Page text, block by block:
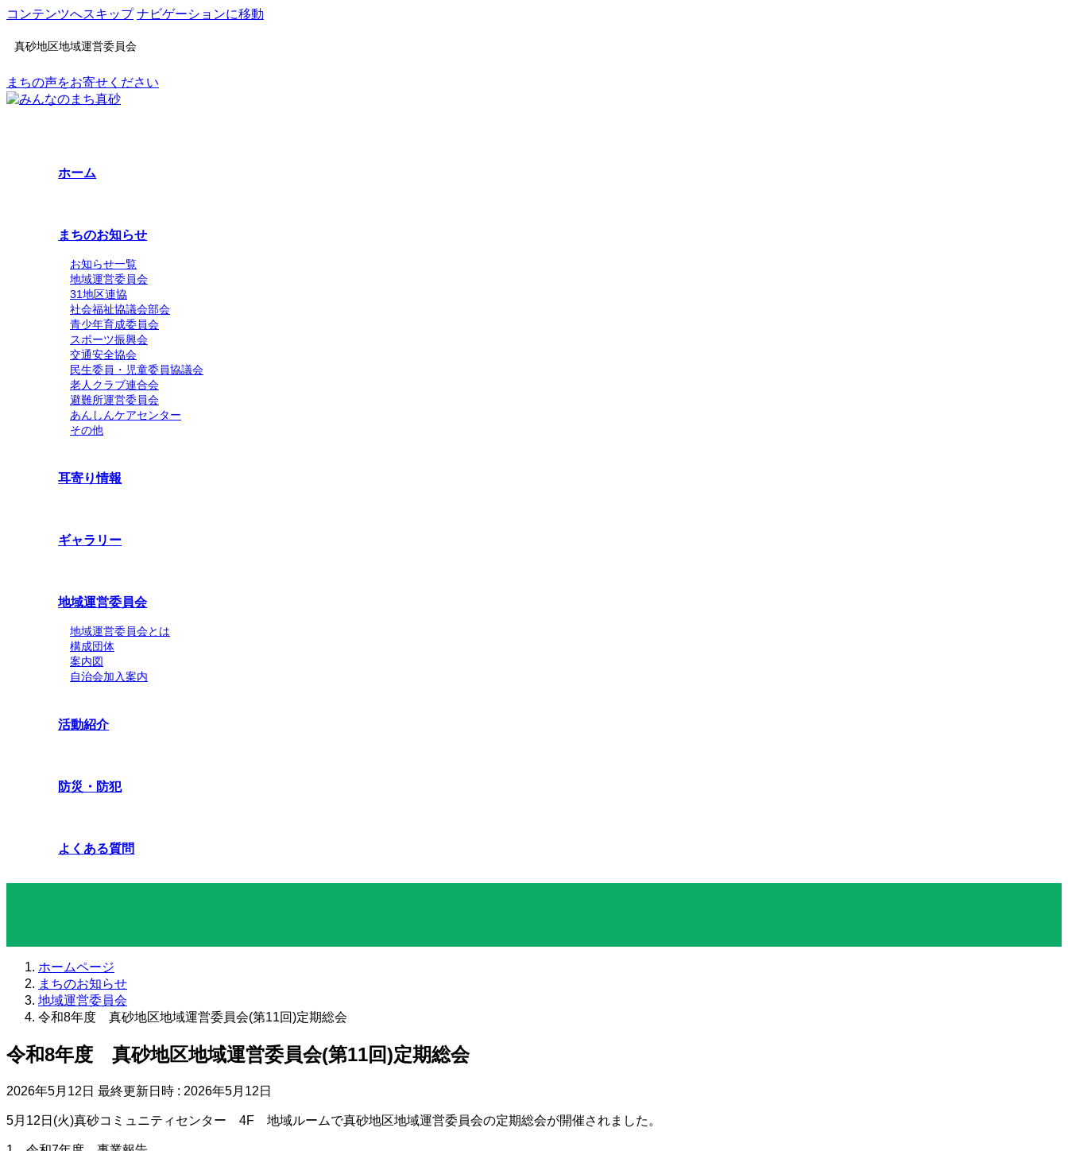
コンテンツへスキップ ナビゲーションに移動
真砂地区地域運営委員会
まちの声をお寄せください
ホーム
まちのお知らせ
お知らせ一覧
地域運営委員会
31地区連協
社会福祉協議会部会
青少年育成委員会
スポーツ振興会
交通安全協会
民生委員・児童委員協議会
老人クラブ連合会
避難所運営委員会
あんしんケアセンター
その他
耳寄り情報
ギャラリー
地域運営委員会
地域運営委員会とは
構成団体
案内図
自治会加入案内
活動紹介
防災・防犯
よくある質問
ホームページ
まちのお知らせ
地域運営委員会
令和8年度 真砂地区地域運営委員会(第11回)定期総会
令和8年度 真砂地区地域運営委員会(第11回)定期総会
2026年5月12日 最終更新日時 : 2026年5月12日
5月12日(火)真砂コミュニティセンター 4F 地域ルームで真砂地区地域運営委員会の定期総会が開催されました。